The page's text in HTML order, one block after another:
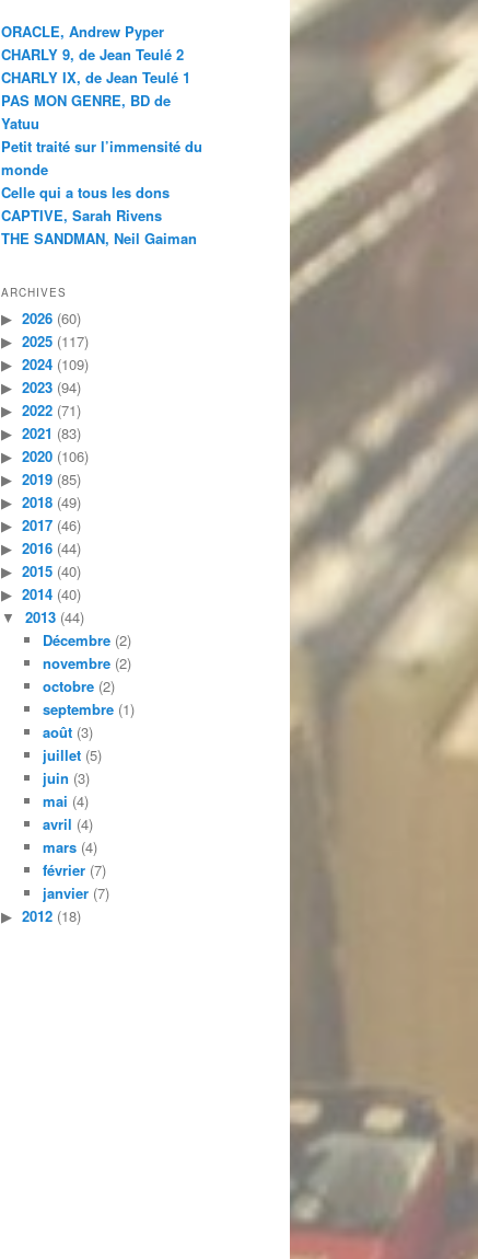
ORACLE, Andrew Pyper
CHARLY 9, de Jean Teulé 2
CHARLY IX, de Jean Teulé 1
PAS MON GENRE, BD de
Yatuu
Petit traité sur l’immensité du
monde
Celle qui a tous les dons
CAPTIVE, Sarah Rivens
THE SANDMAN, Neil Gaiman
ARCHIVES
2026 (60)
2025 (117)
2024 (109)
2023 (94)
2022 (71)
2021 (83)
2020 (106)
2019 (85)
2018 (49)
2017 (46)
2016 (44)
2015 (40)
2014 (40)
2013 (44)
Décembre(2)
novembre(2)
octobre(2)
septembre(1)
août(3)
juillet(5)
juin (3)
mai (4)
avril (4)
mars(4)
février(7)
janvier(7)
2012 (18)